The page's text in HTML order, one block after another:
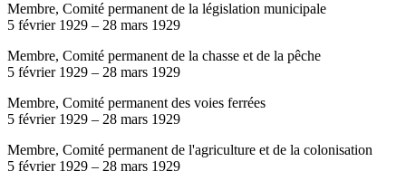
Membre, Comité permanent de la législation municipale
5 février 1929 – 28 mars 1929
Membre, Comité permanent de la chasse et de la pêche
5 février 1929 – 28 mars 1929
Membre, Comité permanent des voies ferrées
5 février 1929 – 28 mars 1929
Membre, Comité permanent de l'agriculture et de la colonisation
5 février 1929 – 28 mars 1929